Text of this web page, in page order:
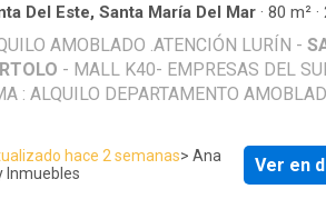
Del Este, Santa María Del Mar · 80 m² ·
Apartamento Balcón
·Cochera·Bodega·Cocina
· Seguridad·Sauna·Piscina·
AMOBLADO .ATENCIÓN LURÍN -
- MALL K40- EMPRESAS DEL
: ALQUILO DEPARTAMENTO
Office en Condominio Ocean Reef de
- 2 dormitorios, 2 baños . 2
, 2 TVs, dormitorio
hace 2 semanas> Ana
Inmuebles
Ver en